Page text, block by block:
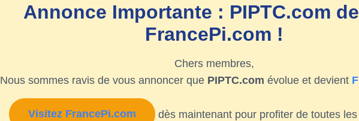
Annonce Importante : PIPTC.com
FrancePi.com !
Chers membres,
Nous sommes ravis de vous annoncer que PIPTC.com évolue et devient
Visitez FrancePi.com dès maintenant pour profiter de toutes